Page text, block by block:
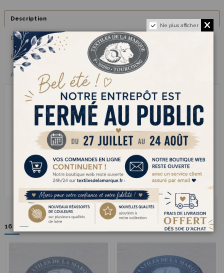
Description
Détails du produit
Reviews(0)
Avis clients
le fil à tricoter AUTHENTIQUE incarne lessence dune laine pure et
engagée. Certifiée RWS elle garantit le respect du bien-être animal
et de pratiques délevage responsables sans mulesing. Douce
chaude et respirante cette laine naturelle se tricote facilement pour
créer des pièces de caractère aussi confortables quélégantes.
Parfaite pour les amateurs de matières nobles et durables elle
apporte une chaleur naturelle incomparable à vos pulls gilets ou
accessoires dhiver. Un choix éthique et raffiné pour des créations de
qualité qui traversent le temps
16 autres produits dans la même catégorie :
Ne plus afficher